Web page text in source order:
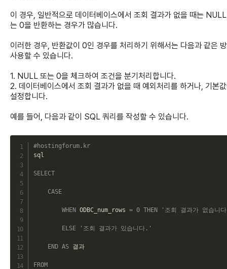
이 경우, 일반적으로 데이터베이스에서 조회 결과가 없을 때는
는 0을 반환하는 경우가 많습니다.
이러한 경우, 반환값이 0인 경우를 처리하기 위해서는 다음과 같은
사용할 수 있습니다.
1. NULL 또는 0을 체크하여 조건을 분기처리합니다.
2. 데이터베이스에서 조회 결과가 없을 때 예외처리를 하거나, 기본
설정합니다.
예를 들어, 다음과 같이 SQL 쿼리를 작성할 수 있습니다.
#hostingforum.kr
sql
SELECT
CASE
WHEN ODBC_num_rows = 0 THEN '조회 결과가 없습니
ELSE '조회 결과가 있습니다.'
END AS 결과
FROM